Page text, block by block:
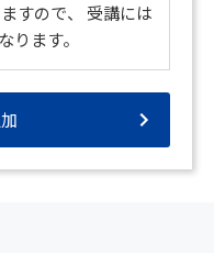
すので、 受講には
ります。